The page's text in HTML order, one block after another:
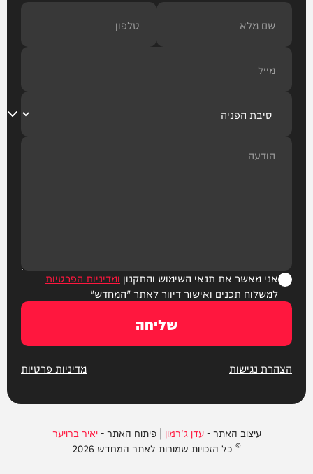
אני מאשר את תנאי השימוש והתקנון ומדיניות הפרטיות
למשלוח תכנים ואישור דיוור לאתר "המחדש"
שליחה
הצהרת נגישות מדיניות פרטיות
עיצוב האתר -עדן ג'רמון | פיתוח האתר -יאיר ברויער
© כל הזכויות שמורות לאתר המחדש 2026